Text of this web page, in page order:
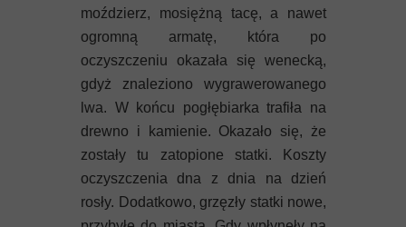
moździerz, mosiężną tacę, a nawet
ogromną armatę, która po
oczyszczeniu okazała się wenecką,
gdyż znaleziono wygrawerowanego
lwa. W końcu pogłębiarka trafiła na
drewno i kamienie. Okazało się, że
zostały tu zatopione statki. Koszty
oczyszczenia dna z dnia na dzień
rosły. Dodatkowo, grzęzły statki nowe,